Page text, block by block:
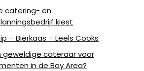
catering- en
kiest
– Bierkaas – Leels Cooks
cateraar voor
in de Bay Area?